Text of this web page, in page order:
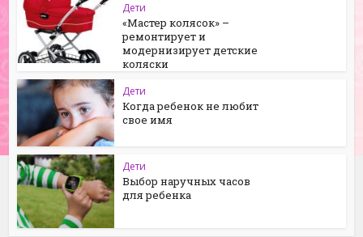
Дети
«Мастер колясок» –
ремонтирует и
модернизирует детские
коляски
Дети
Когда ребенок не любит
свое имя
Дети
Выбор наручных часов
для ребенка